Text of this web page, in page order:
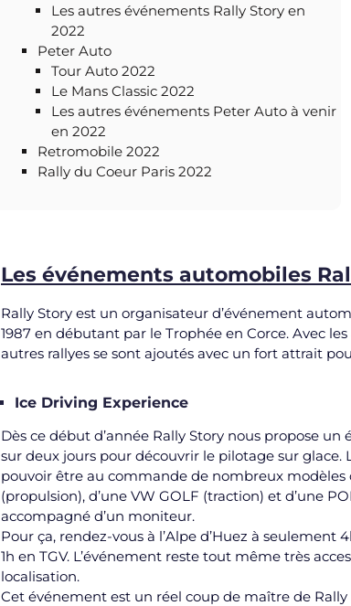
Les autres événements Rally Story en
2022
Peter Auto
Tour Auto 2022
Le Mans Classic 2022
Les autres événements Peter Auto à venir
en 2022
Retromobile 2022
Rally du Coeur Paris 2022
Les événements automobiles
Rally Story est un organisateur d’événement
1987 en débutant par le Trophée en Corce. Avec
autres rallyes se sont ajoutés avec un fort attrait
Ice Driving Experience
Dès ce début d’année Rally Story nous propose
sur deux jours pour découvrir le pilotage sur glace.
pouvoir être au commande de nombreux modèles
(propulsion), d’une VW GOLF (traction) et d’une
accompagné d’un moniteur.
Pour ça, rendez-vous à l’Alpe d’Huez à seulement
1h en TGV. L’événement reste tout même très
localisation.
Cet événement est un réel coup de maître de Rally